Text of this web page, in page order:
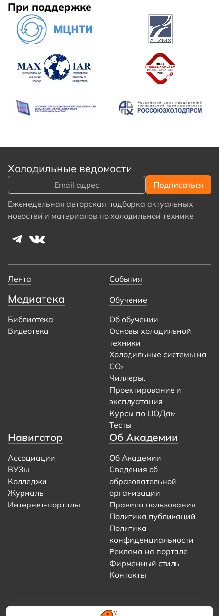
При поддержке
Холодильные ведомости
Еженедельная авторская подборка актуальных
новостей и материалов по холодильной технике
Лента События
Медиатека
Библиотека
Видеотека
Обучение
Об обучении
Основы холодильной
техники
Холодильные системы на
CO₂
Чиллеры.
Проектирование и
эксплуатация
Курсы по ЦОДам
Тесты
Навигатор
Ассоциации
ВУЗы
Колледжи
Журналы
Интернет-порталы
Об Академии
Об Академии
Сведения об
образовательной
организации
Правила пользования
Политика публикаций
Политика
конфиденциальности
Реклама на портале
Фирменный стиль
Контакты